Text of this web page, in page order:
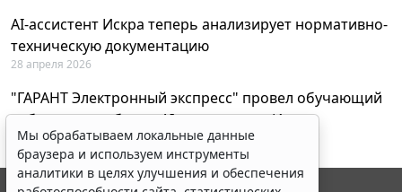
AI-ассистент Искра теперь анализирует нормативно-
техническую документацию
28 апреля 2026
"ГАРАНТ Электронный экспресс" провел обучающий
вебинар по работе с AI-ассистентом Искра
23 апреля 2026
Мы обрабатываем локальные данные
браузера и используем инструменты
аналитики в целях улучшения и обеспечения